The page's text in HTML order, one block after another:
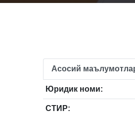
Асосий
Юридик номи:
СТИР: